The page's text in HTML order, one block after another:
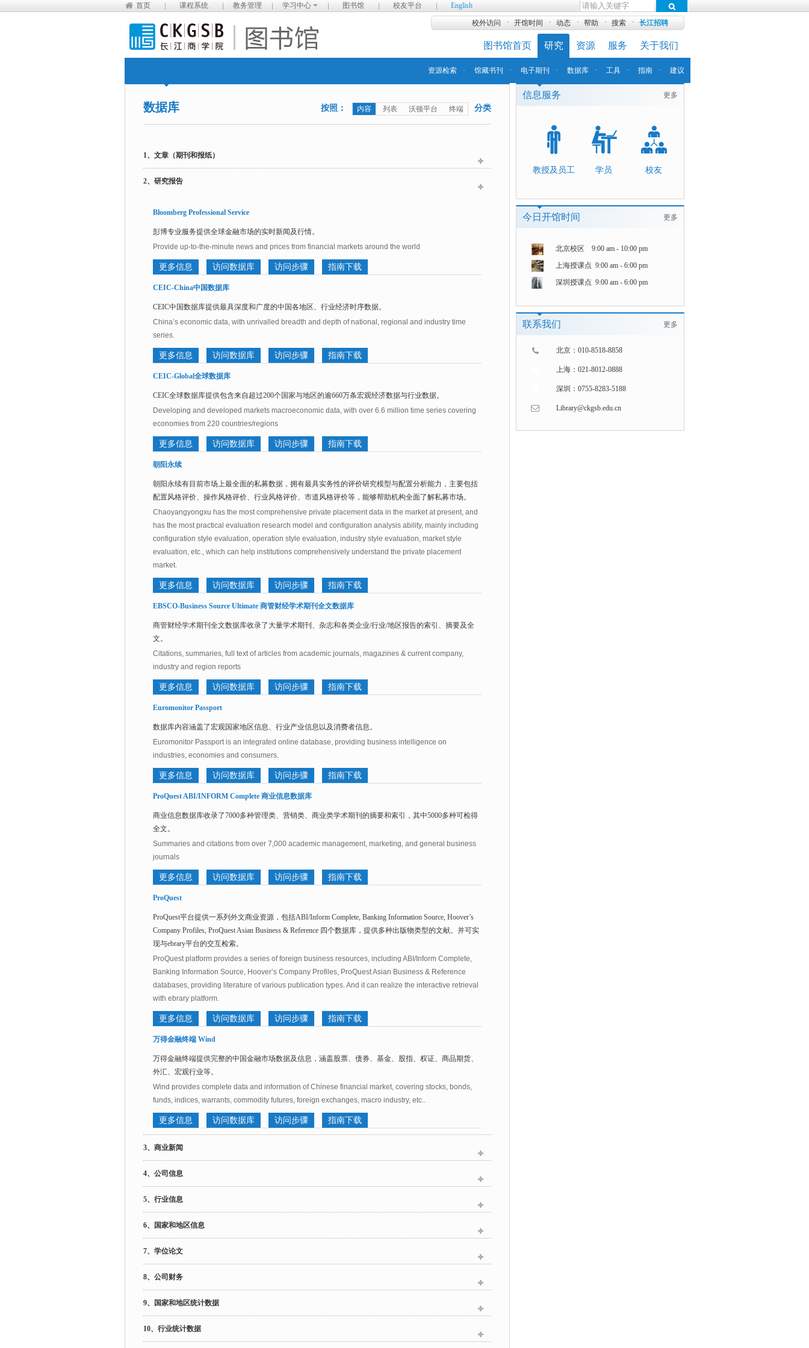
首页 课程系统 教务管理 学习中心 图书馆 校友平台 English
长江招聘
搜索 ·
帮助 ·
动态 ·
开馆时间 ·
校外访问 ·
图书馆首页 研究 资源 服务 关于我们
建议
指南 ·
工具 ·
数据库 ·
电子期刊 ·
馆藏书刊 ·
资源检索 ·
数据库 分类
内容 列表 沃顿平台 终端
按照：
1、文章（期刊和报纸）
2、研究报告
Bloomberg Professional Service
彭博专业服务提供全球金融市场的实时新闻及行情。
Provide up-to-the-minute news and prices from financial markets around the world
更多信息 访问数据库 访问步骤 指南下载
CEIC-China中国数据库
CEIC中国数据库提供最具深度和广度的中国各地区、行业经济时序数据。
China’s economic data, with unrivalled breadth and depth of national, regional and industry time
series.
更多信息 访问数据库 访问步骤 指南下载
CEIC-Global全球数据库
CEIC全球数据库提供包含来自超过200个国家与地区的逾660万条宏观经济数据与行业数据。
Developing and developed markets macroeconomic data, with over 6.6 million time series covering
economies from 220 countries/regions
更多信息 访问数据库 访问步骤 指南下载
朝阳永续
朝阳永续有目前市场上最全面的私募数据，拥有最具实务性的评价研究模型与配置分析能力，主要包括
配置风格评价、操作风格评价、行业风格评价、市道风格评价等，能够帮助机构全面了解私募市场。
Chaoyangyongxu has the most comprehensive private placement data in the market at present, and
has the most practical evaluation research model and configuration analysis ability, mainly including
configuration style evaluation, operation style evaluation, industry style evaluation, market style
evaluation, etc., which can help institutions comprehensively understand the private placement
market.
更多信息 访问数据库 访问步骤 指南下载
EBSCO-Business Source Ultimate 商管财经学术期刊全文数据库
商管财经学术期刊全文数据库收录了大量学术期刊、杂志和各类企业/行业/地区报告的索引、摘要及全
文。
Citations, summaries, full text of articles from academic journals, magazines & current company,
industry and region reports
更多信息 访问数据库 访问步骤 指南下载
Euromonitor Passport
数据库内容涵盖了宏观国家地区信息、行业产业信息以及消费者信息。
Euromonitor Passport is an integrated online database, providing business intelligence on
industries, economies and consumers.
更多信息 访问数据库 访问步骤 指南下载
ProQuest ABI/INFORM Complete 商业信息数据库
商业信息数据库收录了7000多种管理类、营销类、商业类学术期刊的摘要和索引，其中5000多种可检得
全文。
Summaries and citations from over 7,000 academic management, marketing, and general business
journals
更多信息 访问数据库 访问步骤 指南下载
ProQuest
ProQuest平台提供一系列外文商业资源，包括ABI/Inform Complete, Banking Information Source, Hoover’s
Company Profiles, ProQuest Asian Business & Reference 四个数据库，提供多种出版物类型的文献。并可实
现与ebrary平台的交互检索。
ProQuest platform provides a series of foreign business resources, including ABI/Inform Complete,
Banking Information Source, Hoover’s Company Profiles, ProQuest Asian Business & Reference
databases, providing literature of various publication types. And it can realize the interactive retrieval
with ebrary platform.
更多信息 访问数据库 访问步骤 指南下载
万得金融终端 Wind
万得金融终端提供完整的中国金融市场数据及信息，涵盖股票、债券、基金、股指、权证、商品期货、
外汇、宏观行业等。
Wind provides complete data and information of Chinese financial market, covering stocks, bonds,
funds, indices, warrants, commodity futures, foreign exchanges, macro industry, etc..
更多信息 访问数据库 访问步骤 指南下载
3、商业新闻
4、公司信息
5、行业信息
6、国家和地区信息
7、学位论文
8、公司财务
9、国家和地区统计数据
10、行业统计数据
信息服务 更多
教授及员工 学员 校友
今日开馆时间 更多
北京校区 9:00 am - 10:00 pm
上海授课点 9:00 am - 6:00 pm
深圳授课点 9:00 am - 6:00 pm
联系我们 更多
北京：010-8518-8858
上海：021-8012-0888
深圳：0755-8283-5188
Library@ckgsb.edu.cn